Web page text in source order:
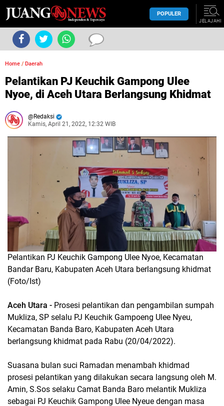
POPULER
JELAJAHI
Home / Daerah
Pelantikan PJ Keuchik Gampong Ulee
Nyoe, di Aceh Utara Berlangsung Khidmat
Redaksi
Kamis, April 21, 2022, 12:32 WIB
Pelantikan PJ Keuchik Gampong Ulee Nyoe, Kecamatan
Bandar Baru, Kabupaten Aceh Utara berlangsung khidmat
(Foto/Ist)
Aceh Utara - Prosesi pelantikan dan pengambilan sumpah
Mukliza, SP selalu PJ Keuchik Gampoeng Ulee Nyeu,
Kecamatan Banda Baro, Kabupaten Aceh Utara
berlangsung khidmat pada Rabu (20/04/2022).
Suasana bulan suci Ramadan menambah khidmad
prosesi pelantikan yang dilakukan secara langsung oleh M.
Amin, S.Sos selaku Camat Banda Baro melantik Mukliza
sebagai PJ Keuchik Gampong Ulee Nyeue dengan masa